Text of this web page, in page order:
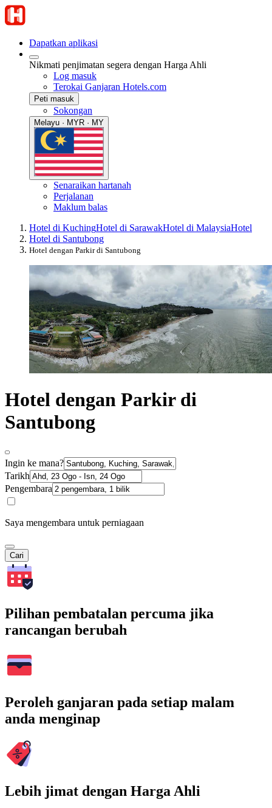
Dapatkan aplikasi
Nikmati penjimatan segera dengan Harga Ahli
Log masuk
Terokai Ganjaran Hotels.com
Peti masuk
Sokongan
Melayu · MYR · MY
Senaraikan hartanah
Perjalanan
Maklum balas
Hotel di KuchingHotel di SarawakHotel di MalaysiaHotel
Hotel di Santubong
Hotel dengan Parkir di Santubong
Hotel dengan Parkir di
Santubong
Ingin ke mana?
Tarikh
Pengembara
Saya mengembara untuk perniagaan
Cari
Pilihan pembatalan percuma jika
rancangan berubah
Peroleh ganjaran pada setiap malam
anda menginap
Lebih jimat dengan Harga Ahli